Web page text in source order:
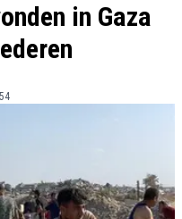
in Gaza